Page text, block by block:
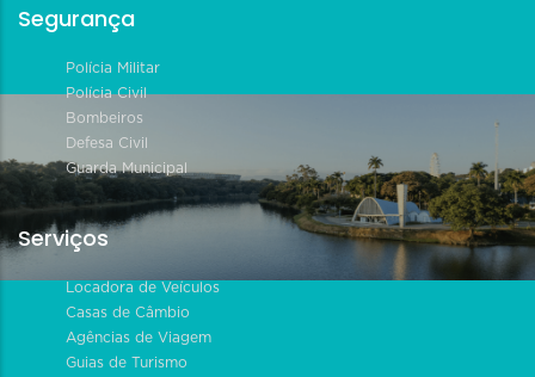
Segurança
Polícia Militar
Polícia Civil
Bombeiros
Defesa Civil
Guarda Municipal
Serviços
Locadora de Veículos
Casas de Câmbio
Agências de Viagem
Guias de Turismo